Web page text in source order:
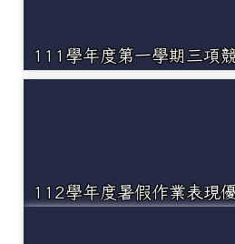
111學年度第一學期三項
112學年度暑假作業表現